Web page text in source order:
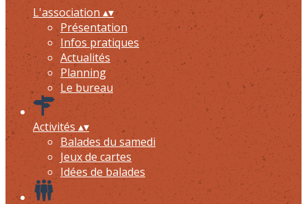
L'association▴▾
Présentation
Infos pratiques
Actualités
Planning
Le bureau
Activités▴▾
Balades du samedi
Jeux de cartes
Idées de balades